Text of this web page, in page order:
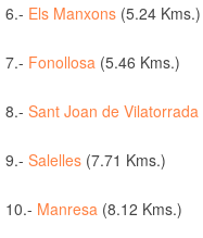
6.- Els Manxons (5.24 Kms.)
7.- Fonollosa (5.46 Kms.)
8.- Sant Joan de Vilatorrada
9.- Salelles (7.71 Kms.)
10.- Manresa (8.12 Kms.)